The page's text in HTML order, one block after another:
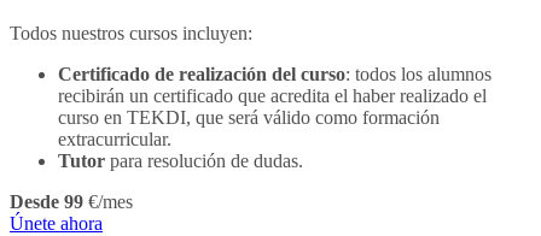
Todos nuestros cursos incluyen:
Certificado de realización del curso: todos los alumnos
recibirán un certificado que acredita el haber realizado el
curso en TEKDI, que será válido como formación
extracurricular.
Tutor para resolución de dudas.
Desde 99 €/mes
Únete ahora